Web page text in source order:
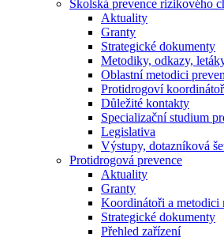
Školská prevence rizikového
Aktuality
Granty
Strategické dokumenty
Metodiky, odkazy,
Oblastní metodici
Protidrogoví
Důležité kontakty
Specializační studium
Legislativa
Výstupy, dotazníková
Protidrogová prevence
Aktuality
Granty
Koordinátoři a metodici
Strategické dokumenty
Přehled zařízení